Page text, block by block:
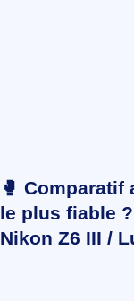
🥊
le plus fiable
Nikon Z6 III /